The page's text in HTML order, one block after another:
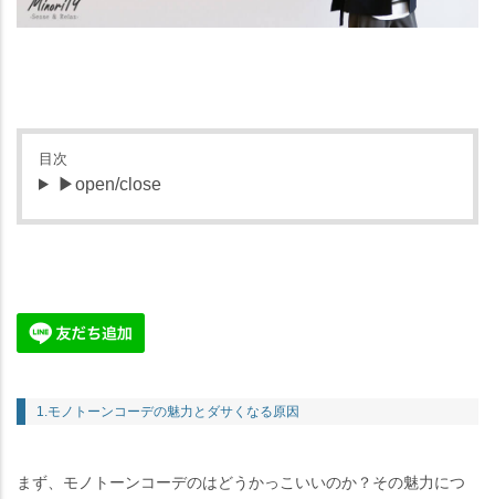
目次
▶open/close
1.モノトーンコーデの魅力とダサくなる原因
まず、モノトーンコーデのはどうかっこいいのか？その魅力につ